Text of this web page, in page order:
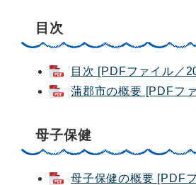
目次
目次 [PDFファイル／
蒲郡市の概要 [PDFフ
母子保健
母子保健の概要 [PDF